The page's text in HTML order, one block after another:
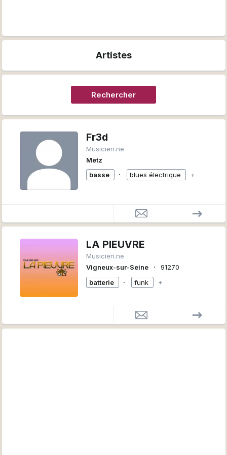
Artistes
Rechercher
Fr3d
Musicien.ne
Metz
basse
∙ blues électrique +
LA PIEUVRE
Musicien.ne
Vigneux-sur-Seine
∙
91270
batterie
∙ funk +